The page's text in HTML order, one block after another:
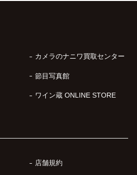
カメラのナニワ買取センター
節目写真館
ワイン蔵 ONLINE STORE
店舗規約